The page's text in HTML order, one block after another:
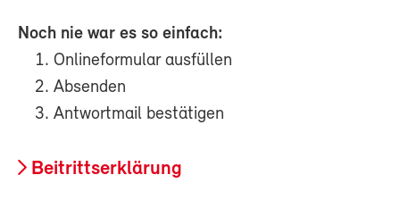
Noch nie war es so einfach:
Onlineformular ausfüllen
Absenden
Antwortmail bestätigen
Beitrittserklärung